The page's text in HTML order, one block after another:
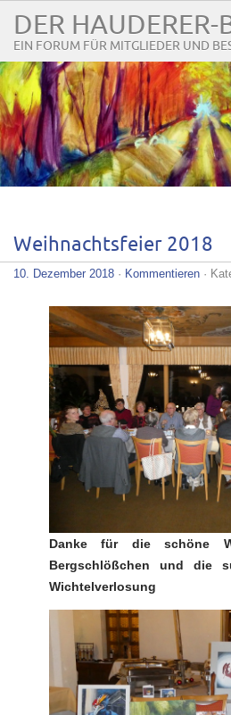
DER HAUDERER-
EIN FORUM FÜR MITGLIEDER UND
Weihnachtsfeier 2018
10. Dezember 2018 · Kommentieren ·
Danke für die schöne
Bergschlößchen und die
Wichtelverlosung